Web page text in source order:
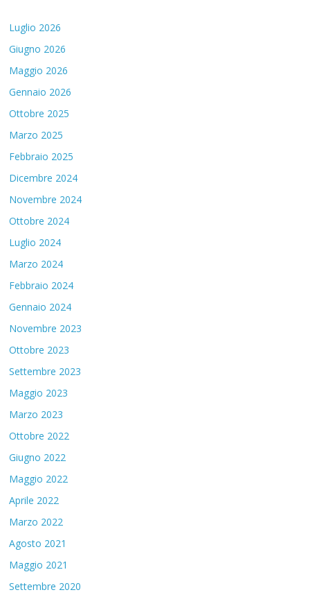
Luglio 2026
Giugno 2026
Maggio 2026
Gennaio 2026
Ottobre 2025
Marzo 2025
Febbraio 2025
Dicembre 2024
Novembre 2024
Ottobre 2024
Luglio 2024
Marzo 2024
Febbraio 2024
Gennaio 2024
Novembre 2023
Ottobre 2023
Settembre 2023
Maggio 2023
Marzo 2023
Ottobre 2022
Giugno 2022
Maggio 2022
Aprile 2022
Marzo 2022
Agosto 2021
Maggio 2021
Settembre 2020